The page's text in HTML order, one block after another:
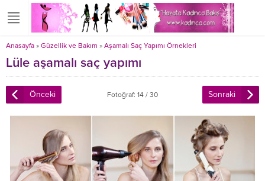
Anasayfa » Güzellik ve Bakım » Aşamalı Saç Yapımı Örnekleri
Lüle aşamalı saç yapımı
Önceki Fotoğraf: 14 / 30 Sonraki